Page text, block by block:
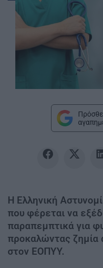
Η Ελληνική
που φέρεται να
παραπεμπτικά για
προκαλώντας
στον ΕΟΠΥΥ.